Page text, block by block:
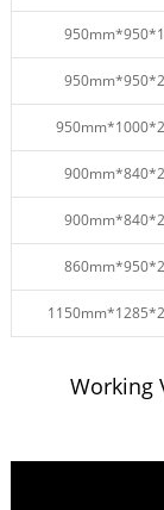
Working